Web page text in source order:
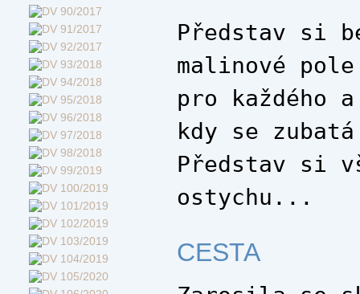
Představ si
malinové
pro každého
kdy se
Představ si
ostychu...
CESTA